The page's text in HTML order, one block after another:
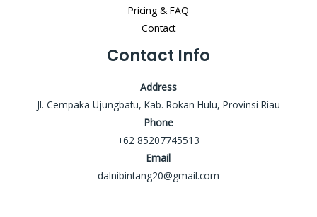
Pricing & FAQ
Contact
Contact Info
Address
Jl. Cempaka Ujungbatu, Kab. Rokan Hulu, Provinsi Riau
Phone
+62 85207745513
Email
dalnibintang20@gmail.com